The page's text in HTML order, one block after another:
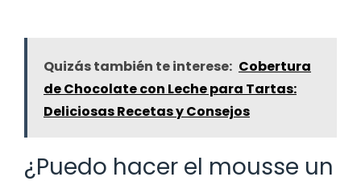
Quizás también te interese: Cobertura
de Chocolate con Leche para Tartas:
Deliciosas Recetas y Consejos
¿Puedo hacer el mousse un